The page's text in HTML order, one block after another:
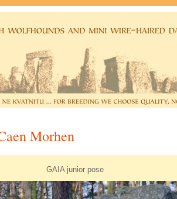
Morhen
GAIA junior pose